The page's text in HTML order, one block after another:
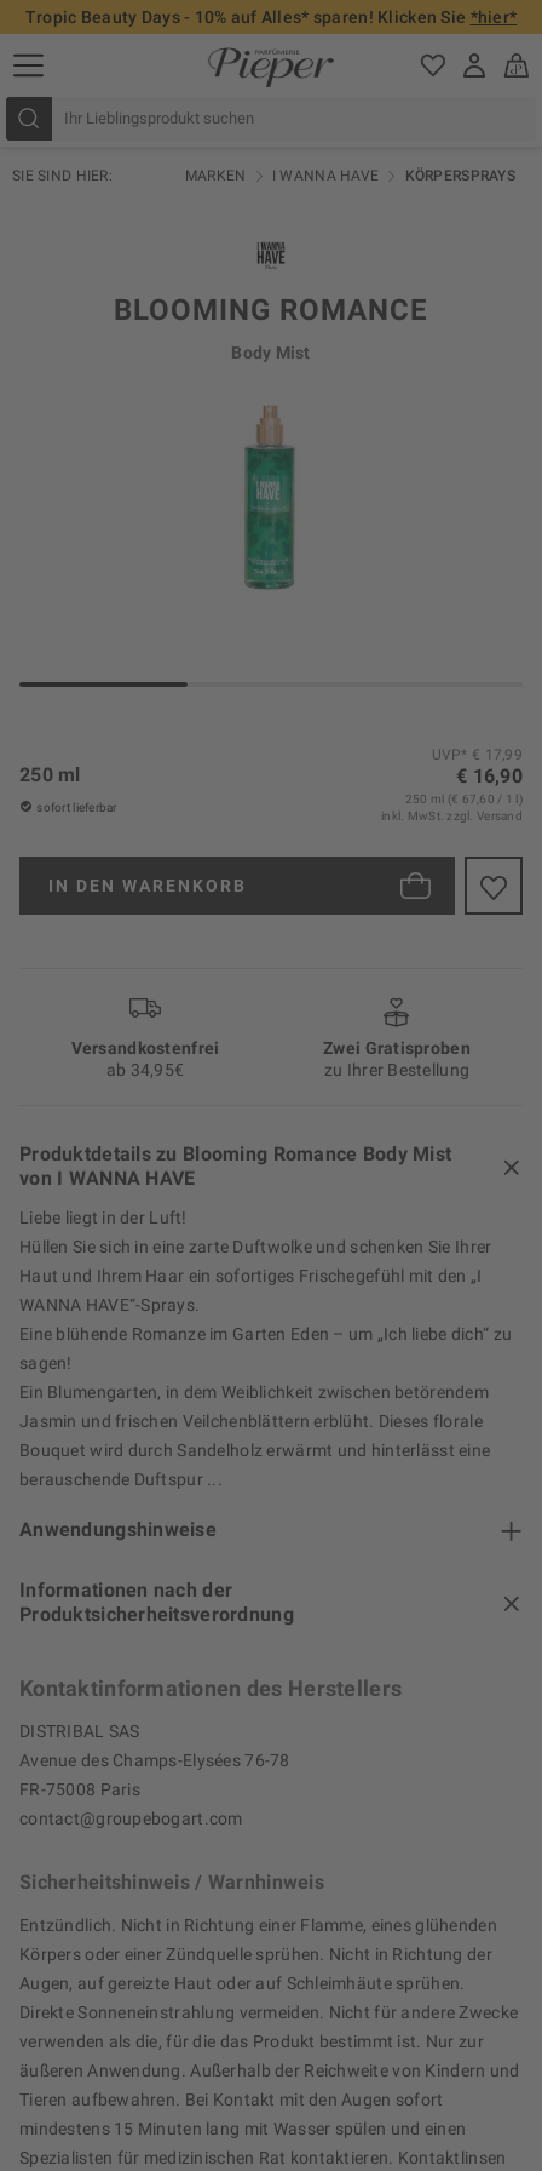
Tropic Beauty Days - 10% auf Alles* sparen! Klicken Sie *hier*
SIE SIND HIER: MARKEN I WANNA HAVE KÖRPERSPRAYS
BLOOMING ROMANCE
Body Mist
UVP* € 17,99
€ 16,90
250 ml
sofort lieferbar
250 ml (€ 67,60 / 1 l)
inkl. MwSt.zzgl. Versand
IN DEN WARENKORB
Versand­kosten­frei
ab 34,95€
Zwei Gratisproben
zu Ihrer Bestellung
Produktdetails zu Blooming Romance Body Mist
von I WANNA HAVE
Liebe liegt in der Luft!
Hüllen Sie sich in eine zarte Duftwolke und schenken Sie Ihrer
Haut und Ihrem Haar ein sofortiges Frischegefühl mit den „I
WANNA HAVE“-Sprays.
Eine blühende Romanze im Garten Eden – um „Ich liebe dich“ zu
sagen!
Ein Blumengarten, in dem Weiblichkeit zwischen betörendem
Jasmin und frischen Veilchenblättern erblüht. Dieses florale
Bouquet wird durch Sandelholz erwärmt und hinterlässt eine
berauschende Duftspur ...
Anwendungshinweise
Informationen nach der
Produktsicherheitsverordnung
Kontaktinformationen des Herstellers
DISTRIBAL SAS
Avenue des Champs-Elysées 76-78
FR-75008 Paris
contact@groupebogart.com
Sicherheitshinweis / Warnhinweis
Entzündlich. Nicht in Richtung einer Flamme, eines glühenden
Körpers oder einer Zündquelle sprühen. Nicht in Richtung der
Augen, auf gereizte Haut oder auf Schleimhäute sprühen.
Direkte Sonneneinstrahlung vermeiden. Nicht für andere Zwecke
verwenden als die, für die das Produkt bestimmt ist. Nur zur
äußeren Anwendung. Außerhalb der Reichweite von Kindern und
Tieren aufbewahren. Bei Kontakt mit den Augen sofort
mindestens 15 Minuten lang mit Wasser spülen und einen
Spezialisten für medizinischen Rat kontaktieren. Kontaktlinsen